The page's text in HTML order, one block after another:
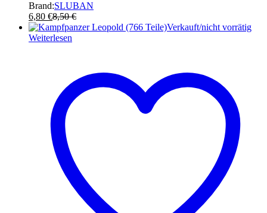
Brand:SLUBAN
6,80 €8,50€
Verkauft/nicht vorrätig
Weiterlesen